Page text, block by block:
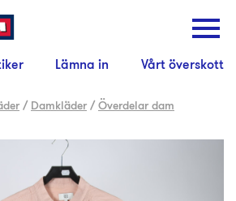
Lämna in Vårt överskott
/ Damkläder /Överdelar dam